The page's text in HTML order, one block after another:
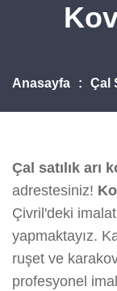
Anasayfa Çal
Çal satılık arı
adrestesiniz!
Çivril'deki
yapmaktayız.
ruşet ve
profesyonel